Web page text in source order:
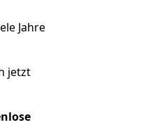
Jahre
jetzt